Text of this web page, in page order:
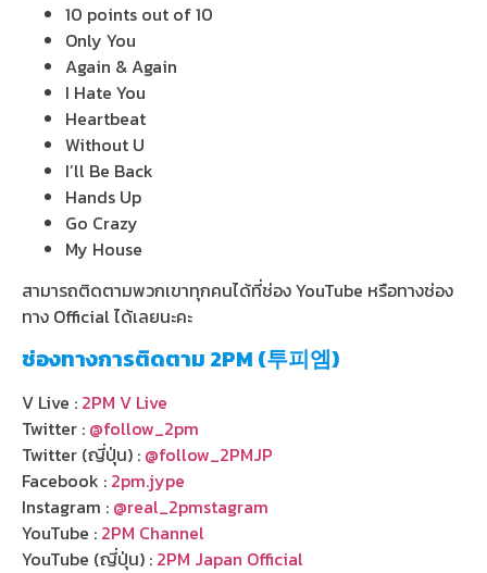
10 points out of 10
Only You
Again & Again
I Hate You
Heartbeat
Without U
I’ll Be Back
Hands Up
Go Crazy
My House
สามารถติดตามพวกเขาทุกคนได้ที่ช่อง YouTube หรือทางช่อง
ทาง Official ได้เลยนะคะ
ช่องทางการติดตาม 2PM (투피엠)
V Live : 2PM V Live
Twitter : @follow_2pm
Twitter (ญี่ปุ่น) : @follow_2PMJP
Facebook : 2pm.jype
Instagram : @real_2pmstagram
YouTube : 2PM Channel
YouTube (ญี่ปุ่น) : 2PM Japan Official